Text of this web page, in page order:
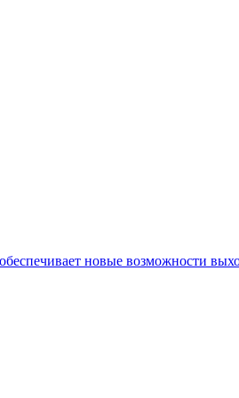
новые возможности